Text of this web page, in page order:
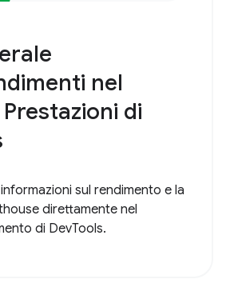
nel
di
sul rendimento e la
direttamente nel
di DevTools.